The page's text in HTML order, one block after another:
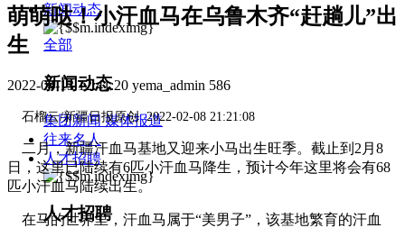
新闻动态
全部
新闻动态
集团新闻 媒体报道
往来名人
人才招聘
人才招聘
萌萌哒！小汗血马在乌鲁木齐“赶趟儿”出
生
2022-04-13 12:41:20 yema_admin 586
石榴云/新疆日报原创 2022-02-08 21:21:08
二月，新疆汗血马基地又迎来小马出生旺季。截止到2月8
日，这里已陆续有6匹小汗血马降生，预计今年这里将会有68
匹小汗血马陆续出生。
在马的世界里，汗血马属于“美男子”，该基地繁育的汗血